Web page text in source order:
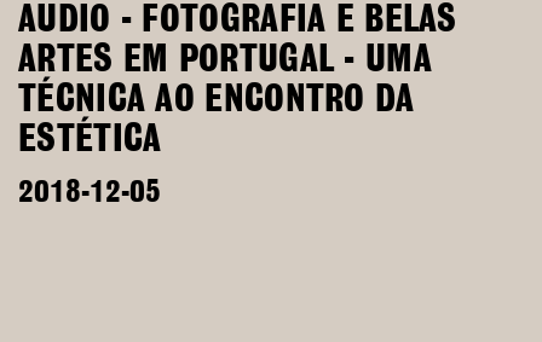
AUDIO - FOTOGRAFIA E BELAS
ARTES EM PORTUGAL - UMA
TÉCNICA AO ENCONTRO DA
ESTÉTICA
2018-12-05